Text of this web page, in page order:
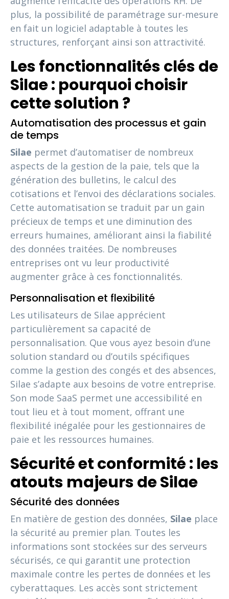
plus, la possibilité de paramétrage sur-mesure
en fait un logiciel adaptable à toutes les
structures, renforçant ainsi son attractivité.
Les fonctionnalités clés de
Silae : pourquoi choisir
cette solution ?
Automatisation des processus et gain
de temps
Silae permet d’automatiser de nombreux
aspects de la gestion de la paie, tels que la
génération des bulletins, le calcul des
cotisations et l’envoi des déclarations sociales.
Cette automatisation se traduit par un gain
précieux de temps et une diminution des
erreurs humaines, améliorant ainsi la fiabilité
des données traitées. De nombreuses
entreprises ont vu leur productivité
augmenter grâce à ces fonctionnalités.
Personnalisation et flexibilité
Les utilisateurs de Silae apprécient
particulièrement sa capacité de
personnalisation. Que vous ayez besoin d’une
solution standard ou d’outils spécifiques
comme la gestion des congés et des absences,
Silae s’adapte aux besoins de votre entreprise.
Son mode SaaS permet une accessibilité en
tout lieu et à tout moment, offrant une
flexibilité inégalée pour les gestionnaires de
paie et les ressources humaines.
Sécurité et conformité : les
atouts majeurs de Silae
Sécurité des données
En matière de gestion des données, Silae place
la sécurité au premier plan. Toutes les
informations sont stockées sur des serveurs
sécurisés, ce qui garantit une protection
maximale contre les pertes de données et les
cyberattaques. Les accès sont strictement